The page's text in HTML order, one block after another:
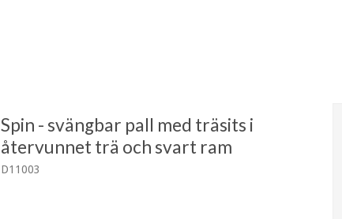
Spin - svängbar pall med träsits i
återvunnet trä och svart ram
D11003